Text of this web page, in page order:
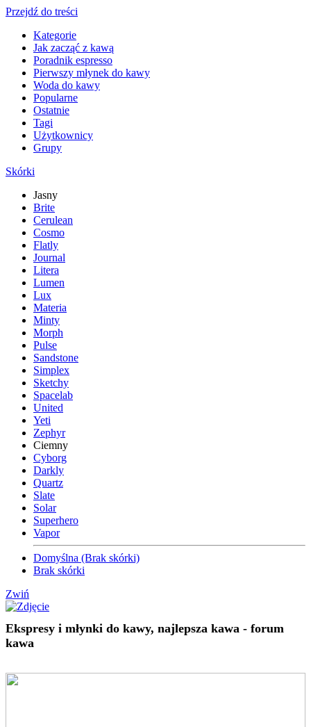
Przejdź do treści
Kategorie
Jak zacząć z kawą
Poradnik espresso
Pierwszy młynek do kawy
Woda do kawy
Popularne
Ostatnie
Tagi
Użytkownicy
Grupy
Skórki
Jasny
Brite
Cerulean
Cosmo
Flatly
Journal
Litera
Lumen
Lux
Materia
Minty
Morph
Pulse
Sandstone
Simplex
Sketchy
Spacelab
United
Yeti
Zephyr
Ciemny
Cyborg
Darkly
Quartz
Slate
Solar
Superhero
Vapor
Domyślna (Brak skórki)
Brak skórki
Zwiń
Ekspresy i młynki do kawy, najlepsza kawa - forum
kawa